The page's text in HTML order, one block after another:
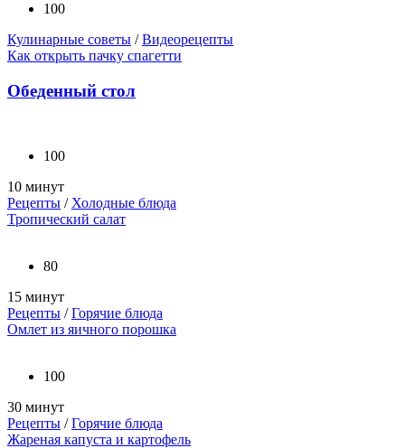
100
Кулинарные советы /Видеорецепты
Как открыть пачку спагетти
Обеденный стол
100
10 минут
Рецепты /Холодные блюда
Тропический салат
80
15 минут
Рецепты /Горячие блюда
Омлет из яичного порошка
100
30 минут
Рецепты /Горячие блюда
Жареная капуста и картофель